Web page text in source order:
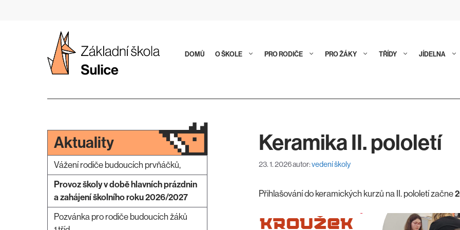
DOMŮ O ŠKOLE PRO RODIČE PRO ŽÁKY TŘÍDY JÍDELNA
Keramika II. pololetí
23. 1. 2026autor:vedení školy
Přihlašování do keramických kurzů na II. pololetí začne
Aktuality
Vážení rodiče budoucích prvňáčků,
Provoz školy v době hlavních prázdnin
a zahájení školního roku 2026/2027
Pozvánka pro rodiče budoucích žáků